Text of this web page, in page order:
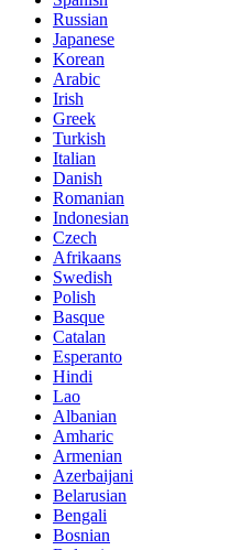
Russian
Japanese
Korean
Arabic
Irish
Greek
Turkish
Italian
Danish
Romanian
Indonesian
Czech
Afrikaans
Swedish
Polish
Basque
Catalan
Esperanto
Hindi
Lao
Albanian
Amharic
Armenian
Azerbaijani
Belarusian
Bengali
Bosnian